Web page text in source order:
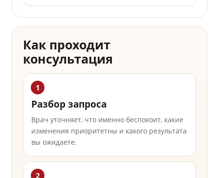
Как проходит
консультация
Разбор запроса
Врач уточняет, что именно беспокоит, какие
изменения приоритетны и какого результата
вы ожидаете.